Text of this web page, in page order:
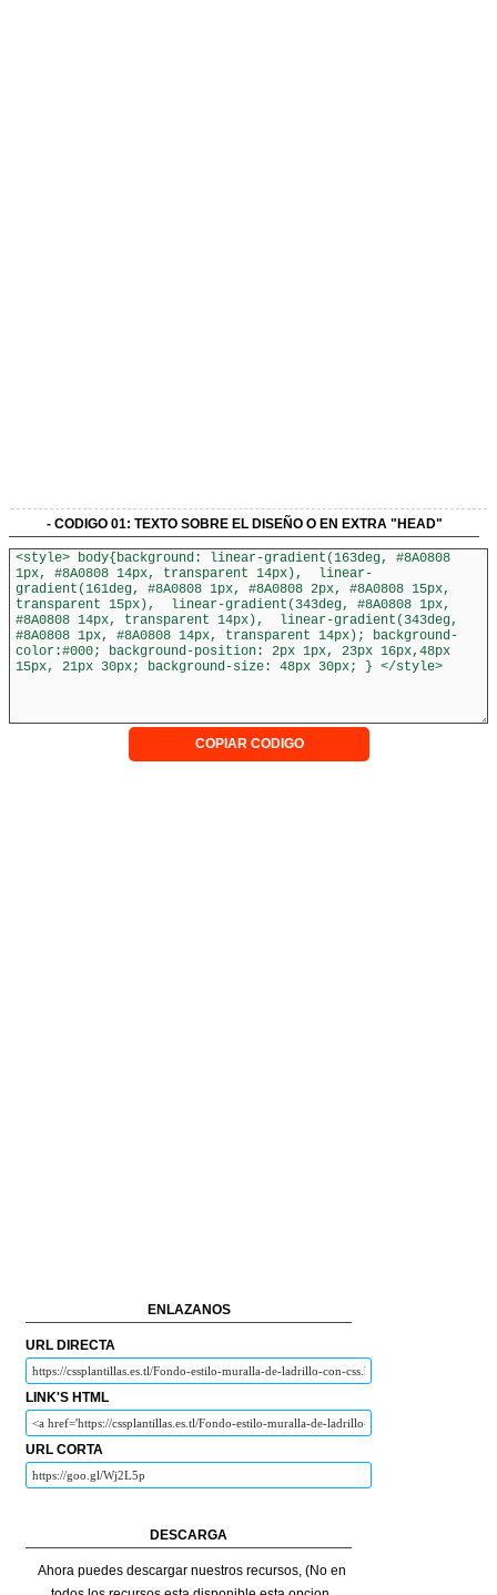
- CODIGO 01: TEXTO SOBRE EL DISEÑO O EN EXTRA "HEAD"
COPIAR CODIGO
ENLAZANOS
URL DIRECTA
LINK'S HTML
URL CORTA
DESCARGA
Ahora puedes descargar nuestros recursos, (No en